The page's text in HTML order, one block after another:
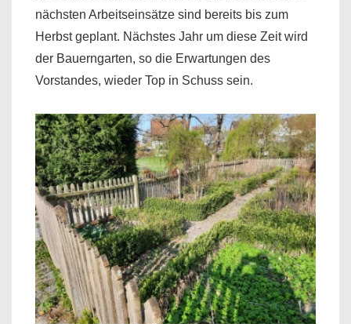
nächsten Arbeitseinsätze sind bereits bis zum
Herbst geplant. Nächstes Jahr um diese Zeit wird
der Bauerngarten, so die Erwartungen des
Vorstandes, wieder Top in Schuss sein.